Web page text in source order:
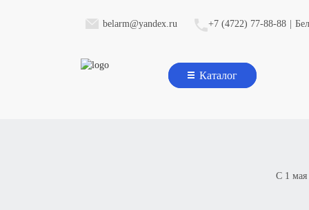
belarm@yandex.ru +7 (4722) 77-88-88
Каталог
С 1 мая